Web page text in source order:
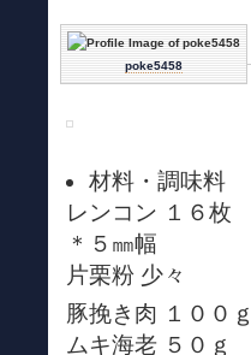
poke5458
材料・調味料
レンコン １６枚
＊５㎜幅
片栗粉 少々
豚挽き肉 １００ｇ
ムキ海老 ５０ｇ